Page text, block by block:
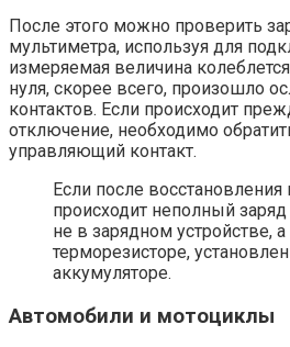
После этого можно проверить
мультиметра, используя для
измеряемая величина
нуля, скорее всего, произошло
контактов. Если происходит
отключение, необходимо
управляющий контакт.
Если после восстановления
происходит неполный заряд
не в зарядном устройстве, а
терморезисторе,
аккумуляторе.
Автомобили и мотоциклы